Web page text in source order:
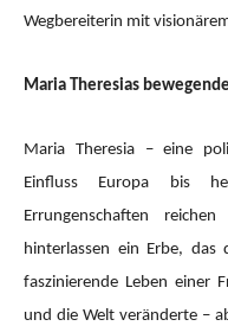
Wegbereiterin mit
Maria Theresias
Maria Theresia – eine
Einfluss Europa bis
Errungenschaften
hinterlassen ein Erbe, das
faszinierende Leben einer
und die Welt veränderte –